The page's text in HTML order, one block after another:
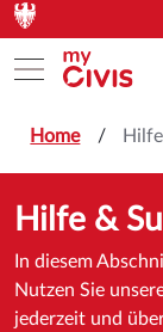
Zum Hauptinhalt
Zum Hauptinhalt
Toggle menu
Home Hilfe
Hilfe &
In diesem
Nutzen Sie
jederzeit und